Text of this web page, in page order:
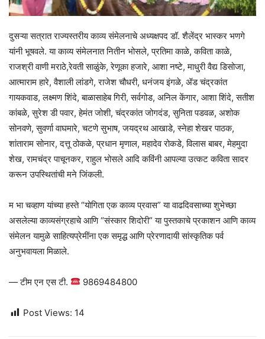
दुसऱ्या सत्रात राज्यस्तरीय काव्य संमेलनाचे अध्यक्षपद डॉ. शैलेंद्र भास्कर भणगे
यांनी भूषवले. या काव्य संमेलनात नितीन भोसले, प्रतिमा काळे, कविता काळे,
राजश्री वाणी मराठे,रेवती साळुंके, रेणूका हजारे, आशा नष्टे, माधुरी वैद्य डिसोजा,
आत्माराम हारे, वैशाली लांडगे, राजेश चौधरी, धनंजय इंगळे, ॲड चंद्रकांत
गायकवाड, लक्ष्मण शिंदे, बाळासाहेब गिरी, सर्वगोड, अनिल केंगार, आशा शिंदे, सतीश
कांबळे, सुरेश डी पवार, हेमंत जोशी, चंद्रकांत जोगदंड, सुनिता पडवळ, अशोक
सोनवणे, सुवर्णा वाघमारे, चटणे सुभाष, जयद्रथ आखाडे, स्नेहा शेखर पाठक,
शांताराम सोनार, दत्तू ठोकळे, प्रधान मृणाल, महादेव रोकडे, विलास बाबर, मेहमुदा
शेख, रामचंद्र पाचूनकर, राहुल भोसले आदि कविंनी आपल्या उत्कट कविता सादर
करून उपस्थितांची मने जिंकली.
म भा चव्हाण यांच्या हस्ते “योगिता एक काव्य प्रवास” या वाढदिवसाच्या शुभेच्छा
असलेल्या काव्यसंग्रहाचे आणि “संस्कार शिदोरी” या पुस्तकाचे प्रकाशन आणि काव्य
संमेलन यामुळे साहित्यप्रेमींना एक समृद्ध आणि प्रेरणादायी सांस्कृतिक पर्व
अनुभवायला मिळाले.
— टीम एन एस टी. 9869484800
Post Views: 14